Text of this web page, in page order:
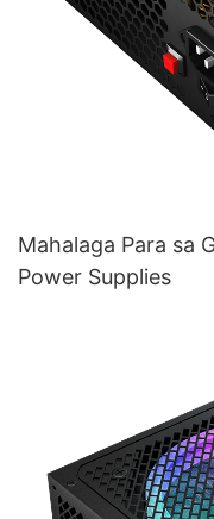
Mahalaga Para sa
Power Supplies